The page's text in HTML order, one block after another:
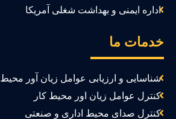
اداره ایمنی و بهداشت شغلی آمریکا
ما
شناسایی و ارزیابی عوامل زیان آور محیط کار
کنترل عوامل زیان اور محیط کار
کنترل صدای محیط اداری و صنعتی